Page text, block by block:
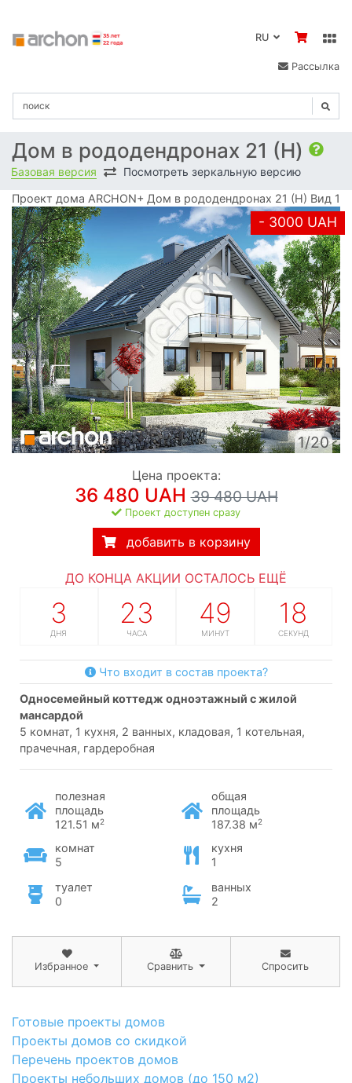
Рассылка
Дом в рододендронах 21 (H)
Базовая версия Посмотреть зеркальную версию
Проект дома ARCHON+ Дом в рододендронах 21 (H) Вид 1
- 3000 UAH
1/20
Цена проекта:
36 480 UAH39 480 UAH
Проект доступен сразу
добавить в корзину
ДО КОНЦА АКЦИИ ОСТАЛОСЬ ЕЩЁ
3
ДНЯ
23
ЧАСА
49
МИНУТ
17
СЕКУНД
Что входит в состав проекта?
односемейный коттедж одноэтажный с жилой
мансардой
5 комнат, 1 кухня, 2 ванных, кладовая, 1 котельная,
прачечная, гардеробная
полезная
площадь
121.51 м2
общая
площадь
187.38 м2
комнат
5
кухня
1
туалет
0
ванных
2
Избранное Сравнить Спросить
Готовые проекты домов
Проекты домов со скидкой
Перечень проектов домов
Проекты небольших домов (до 150 м2)